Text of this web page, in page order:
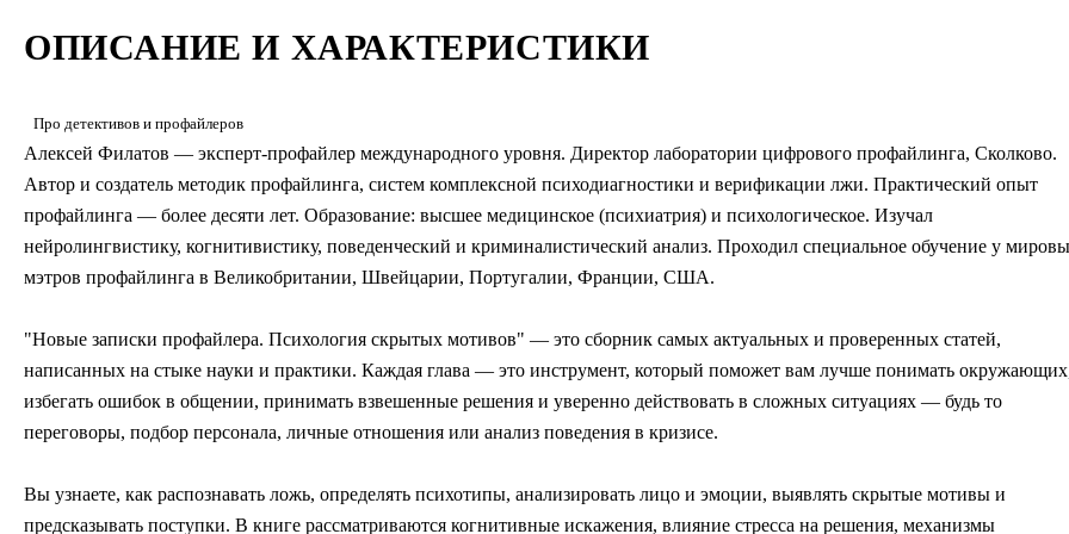
ОПИСАНИЕ И ХАРАКТЕРИСТИКИ
Про детективов и профайлеров
Алексей Филатов — эксперт-профайлер международного уровня. Директор лаборатории цифрового профайлинга, Сколково.
Автор и создатель методик профайлинга, систем комплексной психодиагностики и верификации лжи. Практический опыт
профайлинга — более десяти лет. Образование: высшее медицинское (психиатрия) и психологическое. Изучал
нейролингвистику, когнитивистику, поведенческий и криминалистический анализ. Проходил специальное обучение у
мэтров профайлинга в Великобритании, Швейцарии, Португалии, Франции, США.
"Новые записки профайлера. Психология скрытых мотивов" — это сборник самых актуальных и проверенных статей,
написанных на стыке науки и практики. Каждая глава — это инструмент, который поможет вам лучше понимать
избегать ошибок в общении, принимать взвешенные решения и уверенно действовать в сложных ситуациях — будь то
переговоры, подбор персонала, личные отношения или анализ поведения в кризисе.
Вы узнаете, как распознавать ложь, определять психотипы, анализировать лицо и эмоции, выявлять скрытые мотивы и
предсказывать поступки. В книге рассматриваются когнитивные искажения, влияние стресса на решения, механизмы